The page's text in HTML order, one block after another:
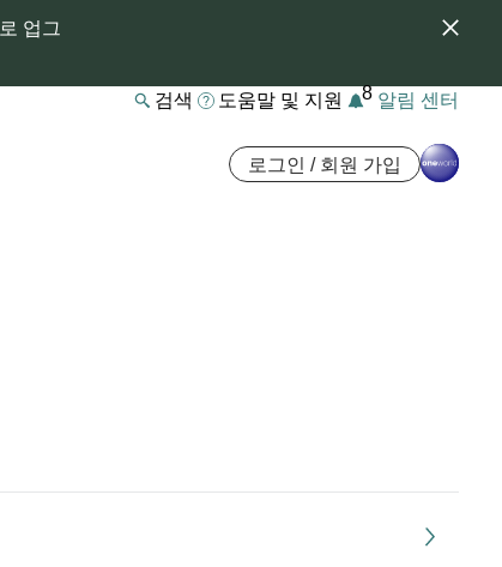
업그
검색 도움말 및 지원 8 알림 센터
로그인 / 회원 가입